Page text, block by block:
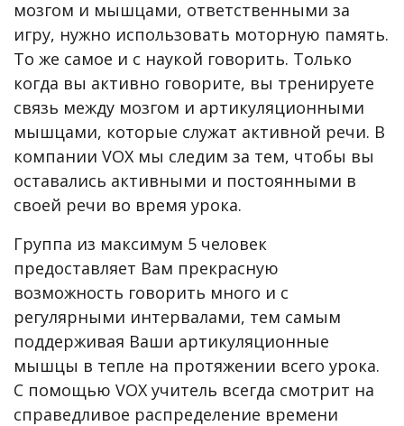
мозгом и мышцами, ответственными за
игру, нужно использовать моторную память.
То же самое и с наукой говорить. Только
когда вы активно говорите, вы тренируете
связь между мозгом и артикуляционными
мышцами, которые служат активной речи. В
компании VOX мы следим за тем, чтобы вы
оставались активными и постоянными в
своей речи во время урока.
Группа из максимум 5 человек
предоставляет Вам прекрасную
возможность говорить много и с
регулярными интервалами, тем самым
поддерживая Ваши артикуляционные
мышцы в тепле на протяжении всего урока.
С помощью VOX учитель всегда смотрит на
справедливое распределение времени